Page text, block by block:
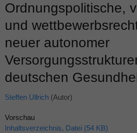
Ordnungspolitische,
und
neuer autonomer
deutschen
Steffen Ullrich (Autor)
Vorschau
Inhaltsverzeichnis, Datei (54 KB)